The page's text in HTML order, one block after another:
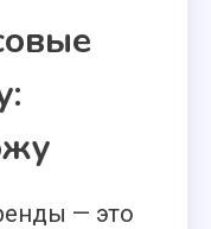
— это